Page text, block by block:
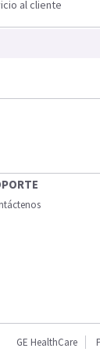
al cliente
GE HealthCare